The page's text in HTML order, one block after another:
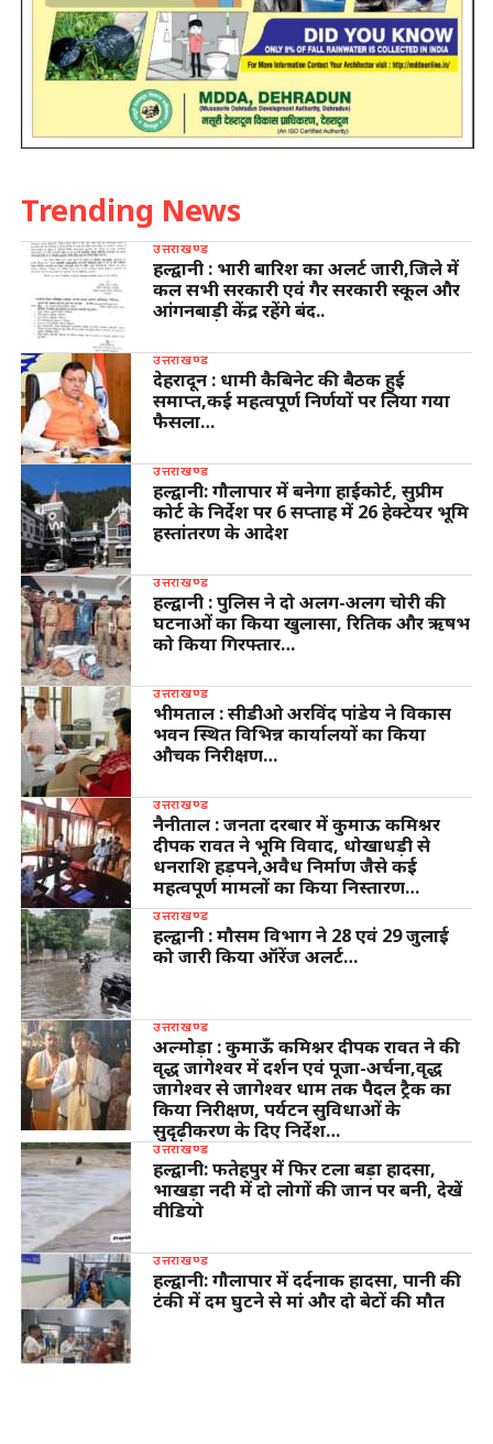
Trending News
उत्तराखण्ड
हल्द्वानी : भारी बारिश का अलर्ट जारी,जिले में
कल सभी सरकारी एवं गैर सरकारी स्कूल और
आंगनबाड़ी केंद्र रहेंगे बंद..
उत्तराखण्ड
देहरादून : धामी कैबिनेट की बैठक हुई
समाप्त,कई महत्वपूर्ण निर्णयों पर लिया गया
फैसला…
उत्तराखण्ड
हल्द्वानी: गौलापार में बनेगा हाईकोर्ट, सुप्रीम
कोर्ट के निर्देश पर 6 सप्ताह में 26 हेक्टेयर भूमि
हस्तांतरण के आदेश
उत्तराखण्ड
हल्द्वानी : पुलिस ने दो अलग-अलग चोरी की
घटनाओं का किया खुलासा, रितिक और ऋषभ
को किया गिरफ्तार…
उत्तराखण्ड
भीमताल : सीडीओ अरविंद पांडेय ने विकास
भवन स्थित विभिन्न कार्यालयों का किया
औचक निरीक्षण…
उत्तराखण्ड
नैनीताल : जनता दरबार में कुमाऊ कमिश्नर
दीपक रावत ने भूमि विवाद, धोखाधड़ी से
धनराशि हड़पने,अवैध निर्माण जैसे कई
महत्वपूर्ण मामलों का किया निस्तारण…
उत्तराखण्ड
हल्द्वानी : मौसम विभाग ने 28 एवं 29 जुलाई
को जारी किया ऑरेंज अलर्ट…
उत्तराखण्ड
अल्मोड़ा : कुमाऊँ कमिश्नर दीपक रावत ने की
वृद्ध जागेश्वर में दर्शन एवं पूजा-अर्चना,वृद्ध
जागेश्वर से जागेश्वर धाम तक पैदल ट्रैक का
किया निरीक्षण, पर्यटन सुविधाओं के
सुदृढ़ीकरण के दिए निर्देश…
उत्तराखण्ड
हल्द्वानी: फतेहपुर में फिर टला बड़ा हादसा,
भाखड़ा नदी में दो लोगों की जान पर बनी, देखें
वीडियो
उत्तराखण्ड
हल्द्वानी: गौलापार में दर्दनाक हादसा, पानी की
टंकी में दम घुटने से मां और दो बेटों की मौत